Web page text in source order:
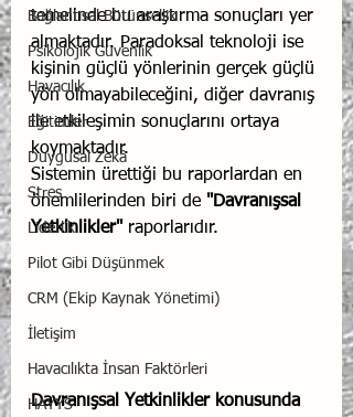
Bağlantısal Bütünsellik
Psikolojik Güvenlik
Havacılık
Eğitimler
Duygusal Zekâ
Stres
Liderlik
Pilot Gibi Düşünmek
CRM (Ekip Kaynak Yönetimi)
İletişim
Havacılıkta İnsan Faktörleri
HAYYS
temelinde bu araştırma sonuçları yer
almaktadır. Paradoksal teknoloji ise
kişinin güçlü yönlerinin gerçek güçlü
yön olmayabileceğini, diğer davranış
ile etkileşimin sonuçlarını ortaya
koymaktadır.
Sistemin ürettiği bu raporlardan en
önemlilerinden biri de "Davranışsal
Yetkinlikler" raporlarıdır.
Davranışsal Yetkinlikler konusunda